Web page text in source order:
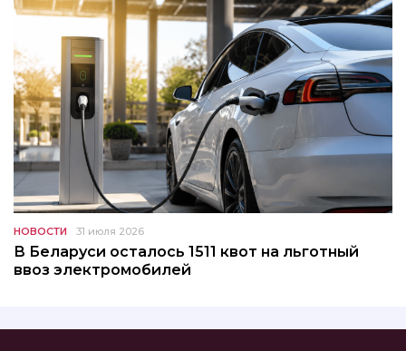
НОВОСТИ 31 июля 2026
В Беларуси осталось 1511 квот на льготный
ввоз электромобилей